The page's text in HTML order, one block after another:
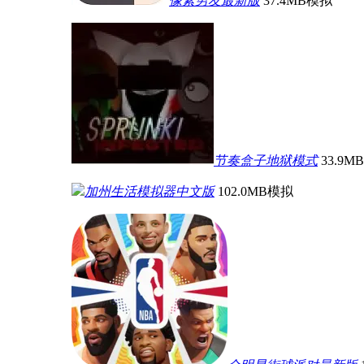
节奏盒子地狱模式 33.9MB
加州生活模拟器中文版 102.0MB模拟